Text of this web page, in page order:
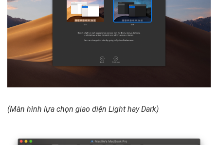
(Màn hình lựa chọn giao diện Light hay Dark)